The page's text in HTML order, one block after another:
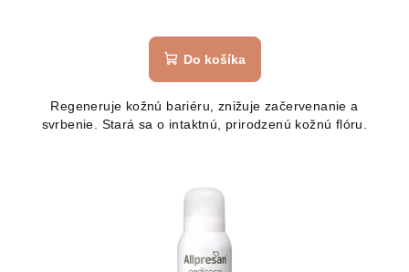
Do košíka
Regeneruje kožnú bariéru, znižuje začervenanie a
svrbenie. Stará sa o intaktnú, prirodzenú kožnú flóru.